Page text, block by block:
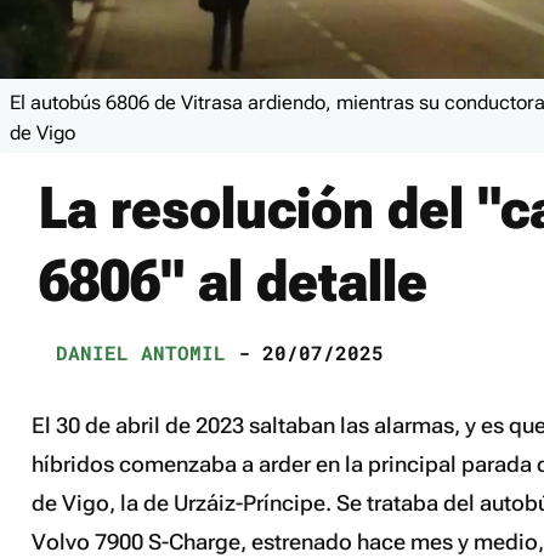
El autobús 6806 de Vitrasa ardiendo, mientras su
de Vigo
La resolución del
6806" al detalle
DANIEL ANTOMIL - 20/07/2025
El 30 de abril de 2023 saltaban las alarmas, y es
híbridos comenzaba a arder en la principal
de Vigo, la de Urzáiz-Príncipe. Se trataba del
Volvo 7900 S-Charge, estrenado hace mes y